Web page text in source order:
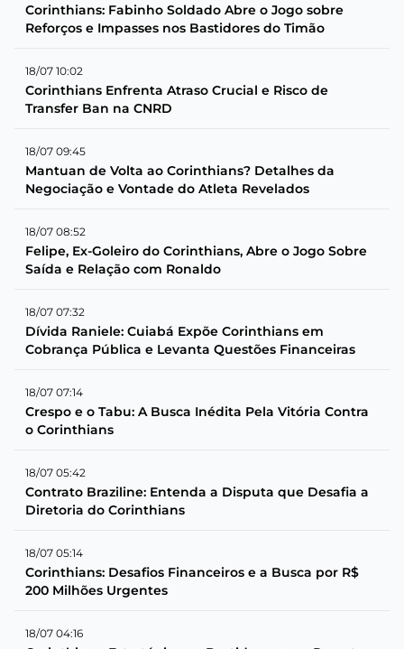
Corinthians: Fabinho Soldado Abre o Jogo sobre
Reforços e Impasses nos Bastidores do Timão
18/07 10:02
Corinthians Enfrenta Atraso Crucial e Risco de
Transfer Ban na CNRD
18/07 09:45
Mantuan de Volta ao Corinthians? Detalhes da
Negociação e Vontade do Atleta Revelados
18/07 08:52
Felipe, Ex-Goleiro do Corinthians, Abre o Jogo Sobre
Saída e Relação com Ronaldo
18/07 07:32
Dívida Raniele: Cuiabá Expõe Corinthians em
Cobrança Pública e Levanta Questões Financeiras
18/07 07:14
Crespo e o Tabu: A Busca Inédita Pela Vitória Contra
o Corinthians
18/07 05:42
Contrato Braziline: Entenda a Disputa que Desafia a
Diretoria do Corinthians
18/07 05:14
Corinthians: Desafios Financeiros e a Busca por R$
200 Milhões Urgentes
18/07 04:16